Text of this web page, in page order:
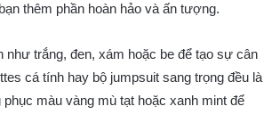
thêm phần hoàn hảo và ấn tượng.
trắng, đen, xám hoặc be để tạo sự cân
cá tính hay bộ jumpsuit sang trọng đều là
màu vàng mù tạt hoặc xanh mint để